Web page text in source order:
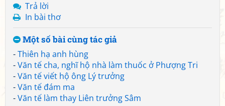
Trả lời
In bài thơ
Một số bài cùng tác giả
-Thiên hạ anh hùng
-Văn tế cha, nghĩ hộ nhà làm thuốc ở Phượng Tri
-Văn tế viết hộ ông Lý trưởng
-Văn tế đám ma
-Văn tế làm thay Liên trưởng Sâm